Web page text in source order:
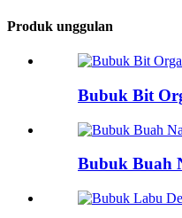
Produk unggulan
Bubuk Bit
Bubuk Buah